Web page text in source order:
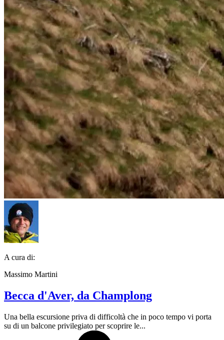
A cura di:
Massimo Martini
Becca d'Aver, da Champlong
Una bella escursione priva di difficoltà che in poco tempo vi porta
su di un balcone privilegiato per scoprire le...